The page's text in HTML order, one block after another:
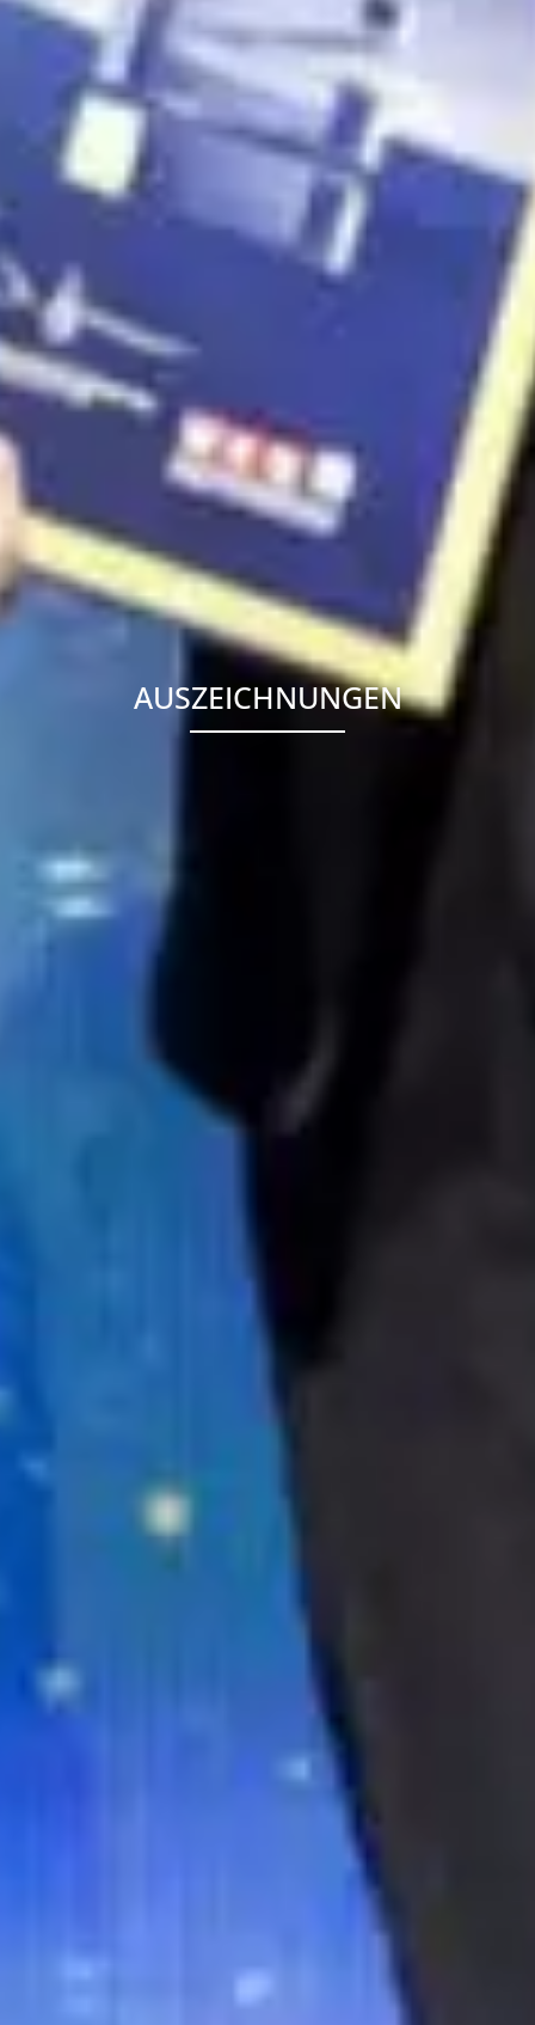
AUSZEICHNUNGEN